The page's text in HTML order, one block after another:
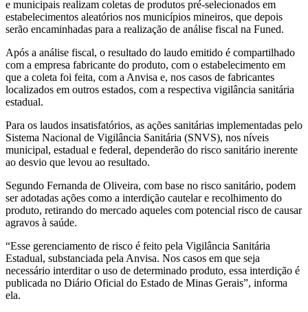
e municipais realizam coletas de produtos pré-selecionados em
estabelecimentos aleatórios nos municípios mineiros, que depois
serão encaminhadas para a realização de análise fiscal na Funed.
Após a análise fiscal, o resultado do laudo emitido é compartilhado
com a empresa fabricante do produto, com o estabelecimento em
que a coleta foi feita, com a Anvisa e, nos casos de fabricantes
localizados em outros estados, com a respectiva vigilância sanitária
estadual.
Para os laudos insatisfatórios, as ações sanitárias implementadas pelo
Sistema Nacional de Vigilância Sanitária (SNVS), nos níveis
municipal, estadual e federal, dependerão do risco sanitário inerente
ao desvio que levou ao resultado.
Segundo Fernanda de Oliveira, com base no risco sanitário, podem
ser adotadas ações como a interdição cautelar e recolhimento do
produto, retirando do mercado aqueles com potencial risco de causar
agravos à saúde.
“Esse gerenciamento de risco é feito pela Vigilância Sanitária
Estadual, substanciada pela Anvisa. Nos casos em que seja
necessário interditar o uso de determinado produto, essa interdição é
publicada no Diário Oficial do Estado de Minas Gerais”, informa
ela.